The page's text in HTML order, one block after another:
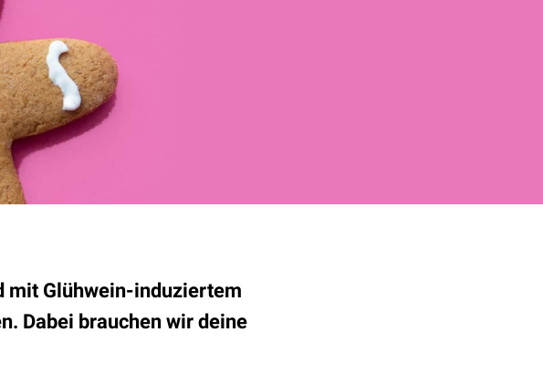
mit Glühwein-induziertem
Dabei brauchen wir deine